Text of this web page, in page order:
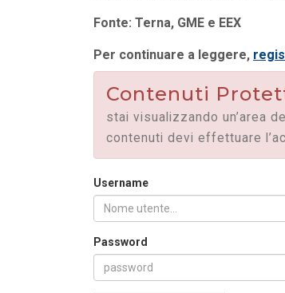
Fonte: Terna, GME e EEX
Per continuare a leggere,
Contenuti
stai visualizzando un’area
contenuti devi effettuare
Username
Password
POLICY
Misure transitorie funzionali
riduzione dei prezzi
dell’energi...
LEGGI DI PIÙ